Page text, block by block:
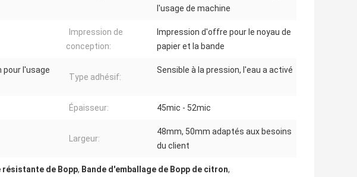
l'usage de machine
Impression de
conception:
Impression d'offre pour le noyau de
papier et la bande
pour l'usage
Type adhésif:
Sensible à la pression, l'eau a activé
Épaisseur: 45mic - 52mic
Largeur:
48mm, 50mm adaptés aux besoins
du client
résistante de Bopp, Bande d'emballage de Bopp de citron,